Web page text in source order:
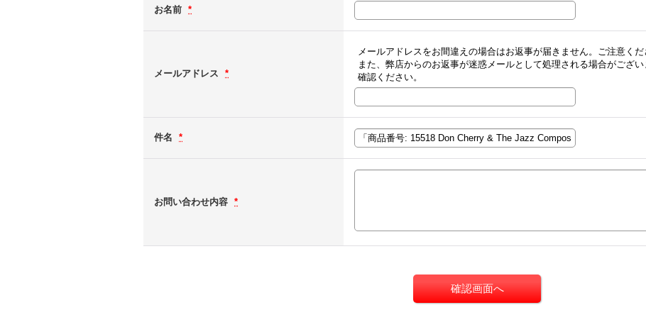
お名前 *
メールアドレス *
メールアドレスをお間違えの場合はお返事が届きません。ご注意くだ
また、弊店からのお返事が迷惑メールとして処理される場合がござ
確認ください。
件名 *
お問い合わせ内容 *